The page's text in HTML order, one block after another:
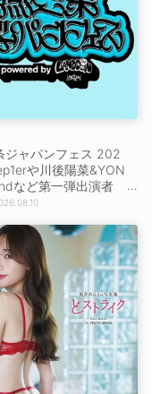
ジャパンフェス 202
や川後陽菜&YON
など第一弾出演者